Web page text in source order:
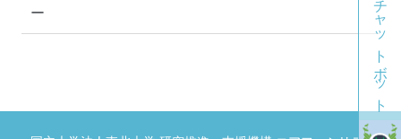
ー チャットボット